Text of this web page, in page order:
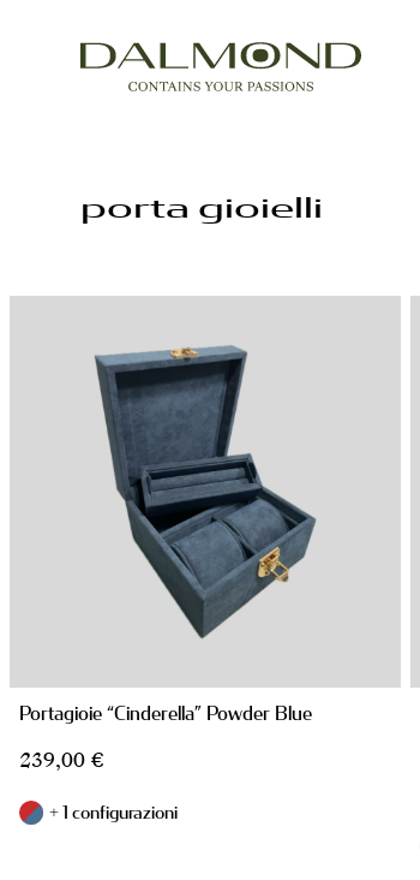
Porta gioie
Prodotti su misura
Account
porta gioielli
Portagioie “Cinderella” Powder Blue
239,00 €
+ 1 configurazioni